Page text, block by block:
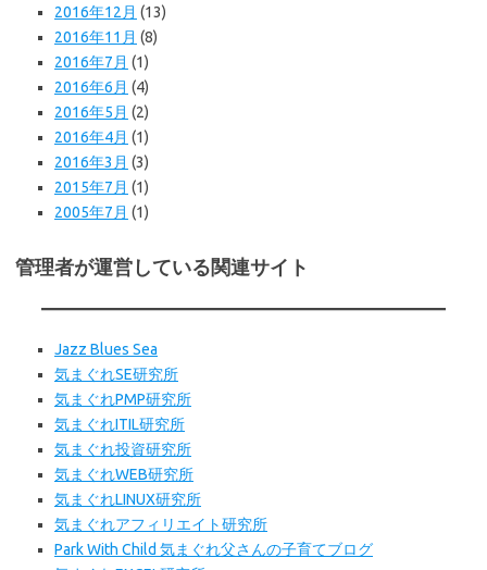
2016年12月 (13)
2016年11月 (8)
2016年7月 (1)
2016年6月 (4)
2016年5月 (2)
2016年4月 (1)
2016年3月 (3)
2015年7月 (1)
2005年7月 (1)
管理者が運営している関連サイト
Jazz Blues Sea
気まぐれSE研究所
気まぐれPMP研究所
気まぐれITIL研究所
気まぐれ投資研究所
気まぐれWEB研究所
気まぐれLINUX研究所
気まぐれアフィリエイト研究所
Park With Child 気まぐれ父さんの子育てブログ